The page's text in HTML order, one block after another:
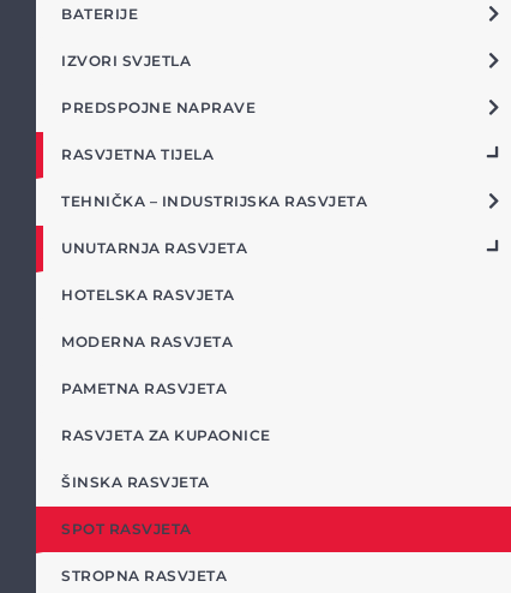
BATERIJE
IZVORI SVJETLA
PREDSPOJNE NAPRAVE
RASVJETNA TIJELA
TEHNIČKA – INDUSTRIJSKA RASVJETA
UNUTARNJA RASVJETA
HOTELSKA RASVJETA
MODERNA RASVJETA
PAMETNA RASVJETA
RASVJETA ZA KUPAONICE
ŠINSKA RASVJETA
SPOT RASVJETA
STROPNA RASVJETA